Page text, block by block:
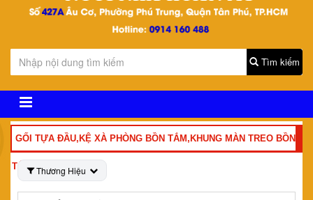
Tìm kiếm
GỐI TỰA ĐẦU,KỆ XÀ PHÒNG BỒN TẮM,KHUNG MÀN TREO BỒN
TẮM Thương Hiệu